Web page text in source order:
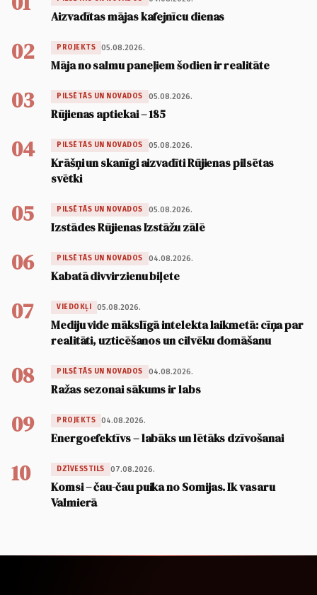
Aizvadītas mājas kafejnīcu dienas
02 PROJEKTS 05.08.2026.
Māja no salmu paneļiem šodien ir realitāte
03 PILSĒTĀS UN NOVADOS 05.08.2026.
Rūjienas aptiekai – 185
04 PILSĒTĀS UN NOVADOS 05.08.2026.
Krāšņi un skanīgi aizvadīti Rūjienas pilsētas
svētki
05 PILSĒTĀS UN NOVADOS 05.08.2026.
Izstādes Rūjienas Izstāžu zālē
06 PILSĒTĀS UN NOVADOS 04.08.2026.
Kabatā divvirzienu biļete
07 VIEDOKĻI 05.08.2026.
Mediju vide mākslīgā intelekta laikmetā: cīņa par
realitāti, uzticēšanos un cilvēku domāšanu
08 PILSĒTĀS UN NOVADOS 04.08.2026.
Ražas sezonai sākums ir labs
09 PROJEKTS 04.08.2026.
Energoefektīvs – labāks un lētāks dzīvošanai
10 DZĪVESSTILS 07.08.2026.
Komsi – čau-čau puika no Somijas. Ik vasaru
Valmierā